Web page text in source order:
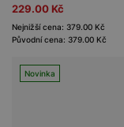
229.00 Kč
Nejnižší cena: 379.00 Kč
Původní cena: 379.00 Kč
Novinka